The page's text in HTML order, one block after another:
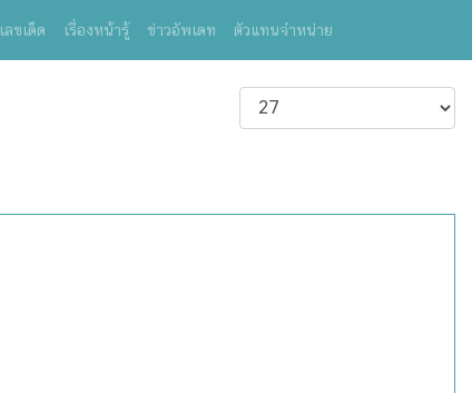
เลขเด็ด เรื่องหน้ารู้ ข่าวอัพเดท ตัวแทนจำหน่าย